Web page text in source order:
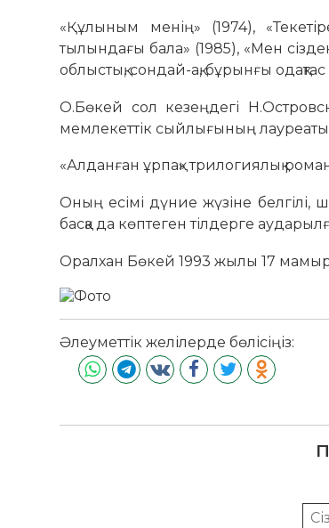
«Құлыным менің» (1974),
тылындағы бала» (1985), «Мен
облыстық, сондай-ақ, бұрынғы
О.Бөкей сол кезеңдегі
мемлекеттік сыйлығының лауреаты
«Алданған ұрпақ» трилогиялық
Оның есімі дүние жүзіне
басқа да көптеген тілдерге
Оралхан Бөкей 1993 жылы 17
Әлеуметтік желілерде бөлісіңіз: